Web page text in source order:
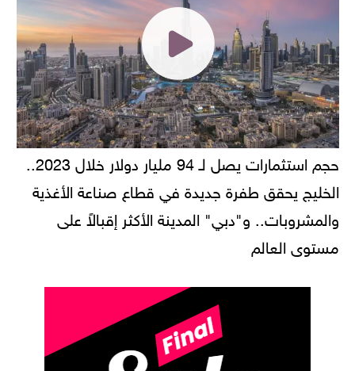
حجم استثمارات يصل لـ 94 مليار دولار خلال 2023..
الخليج يحقق طفرة جديدة في قطاع صناعة الأغذية
والمشروبات.. و"دبي" المدينة الأكثر إقبالاً على
مستوى العالم